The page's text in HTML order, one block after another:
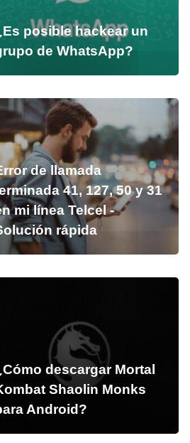
posible hackear un
de WhatsApp?
de llamada
41, 127, 50 y 31
mi línea Telcel -
rápida
descargar Mortal
Shaolin Monks
Android?